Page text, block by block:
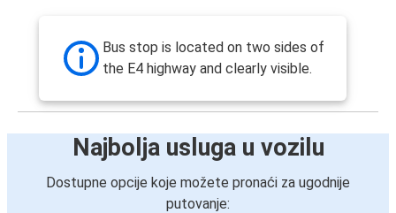
Bus stop is located on two sides of
the E4 highway and clearly visible.
Najbolja usluga u vozilu
Dostupne opcije koje možete pronaći za ugodnije
putovanje: